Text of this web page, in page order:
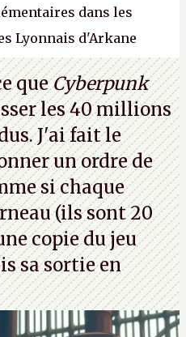
dans les
Lyonnais d'Arkane
faire partie des
Microsoft a confirmé
A.
queCyberpunk
les 40 millions
J'ai fait le
un ordre de
si chaque
(ils sont 20
copie du jeu
sa sortie en